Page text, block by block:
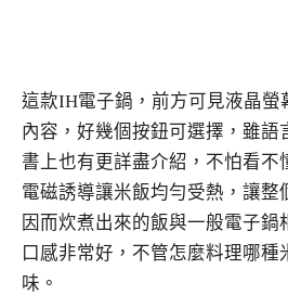
這款IH電子鍋，前方可見液晶螢
內容，好幾個按鈕可選擇，雖語
書上也有更詳盡介紹，不怕看不
電磁誘導讓米飯均勻受熱，讓整
因而炊煮出來的飯與一般電子鍋
口感非常好，不管怎麼料理哪種
味。